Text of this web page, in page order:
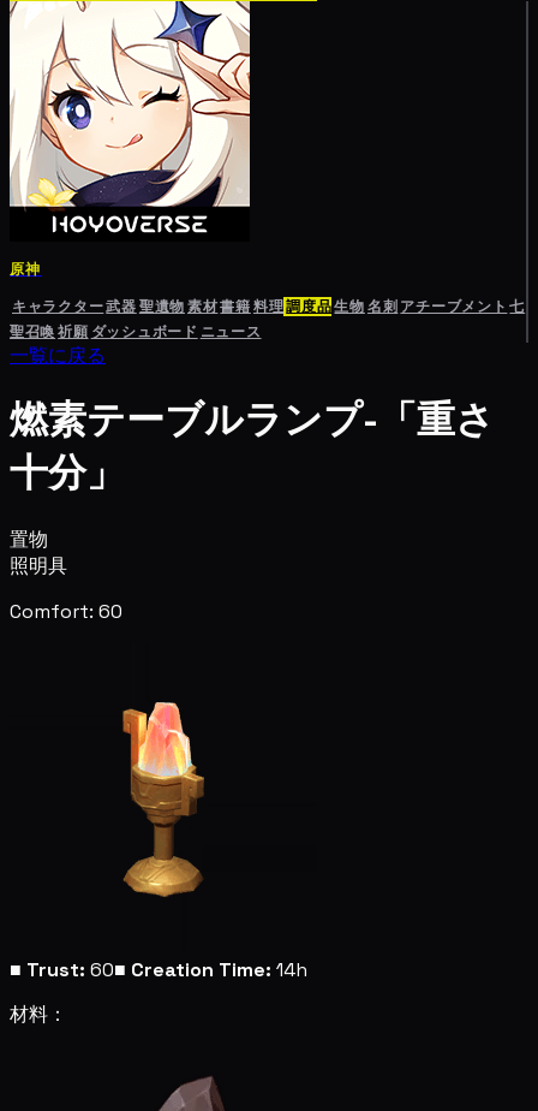
原神
キャラクター武器聖遺物素材書籍料理調度品生物名刺 アチーブメント 七
聖召喚祈願 ダッシュボード ニュース
一覧に戻る
燃素テーブルランプ-「重さ
十分」
置物
照明具
Comfort: 60
■ Trust: 60■ Creation Time: 14h
材料：